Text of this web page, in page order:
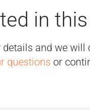
in
details and we will
questions or